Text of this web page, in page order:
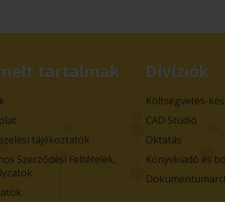
tartalmak
tájékoztatók
Szerződési Feltételek,
Divíziók
Költségvetés-
CAD Stúdió
Oktatás
Könyvkiadó és